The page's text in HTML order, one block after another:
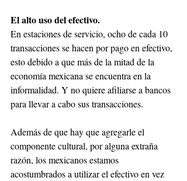
El alto uso del efectivo.
En estaciones de servicio, ocho de cada 10
transacciones se hacen por pago en efectivo,
esto debido a que más de la mitad de la
economía mexicana se encuentra en la
informalidad. Y no quiere afiliarse a bancos
para llevar a cabo sus transacciones.
Además de que hay que agregarle el
componente cultural, por alguna extraña
razón, los mexicanos estamos
acostumbrados a utilizar el efectivo en vez